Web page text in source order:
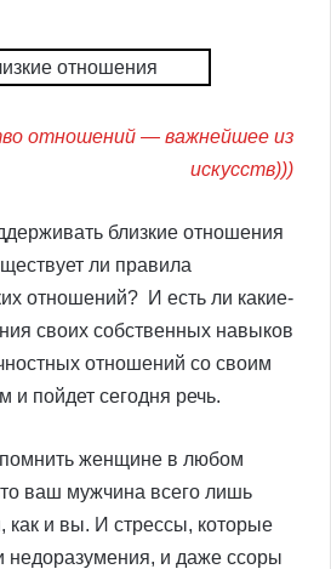
отношений — важнейшее из
искусств)))
близкие отношения
ли правила
отношений? И есть ли какие-
своих собственных навыков
отношений со своим
и пойдет сегодня речь.
женщине в любом
ваш мужчина всего лишь
и вы. И стрессы, которые
недоразумения, и даже ссоры